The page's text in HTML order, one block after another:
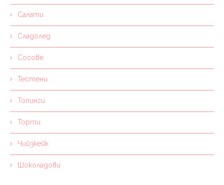
Салати
Сладолед
Сосове
Тестени
Топинги
Торти
Чийзкейк
Шоколадови